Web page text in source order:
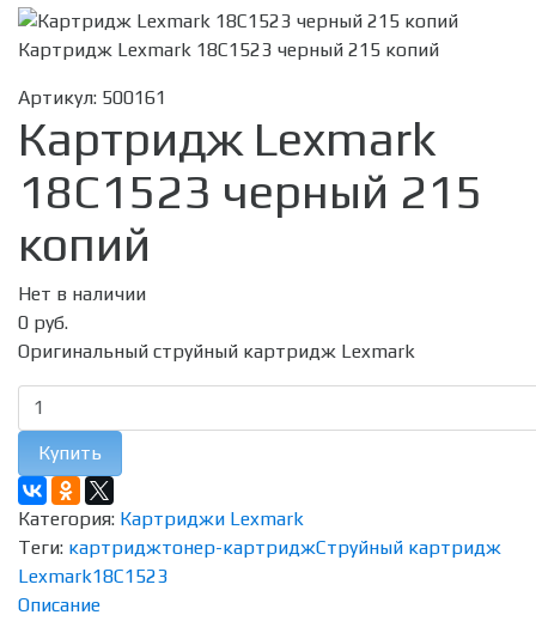
Картридж Lexmark 18C1523 черный 215 копий
Артикул: 500161
Картридж Lexmark
18C1523 черный 215
копий
Нет в наличии
0 руб.
Оригинальный струйный картридж Lexmark
Купить
Категория: Картриджи Lexmark
Теги: картриджтонер-картриджСтруйный картридж
Lexmark18C1523
Описание